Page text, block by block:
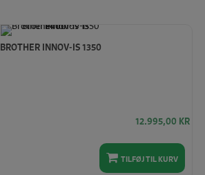
BROTHER INNOV-IS 1350
12.995,00 KR
TILFØJ TIL KURV